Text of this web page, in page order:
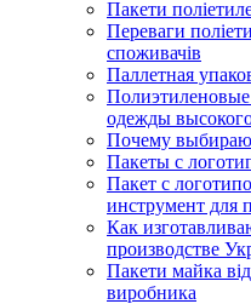
Пакети
Переваги
споживачів
Паллетная
Полиэтиленовые
одежды высокого
Почему
Пакеты с
Пакет с
инструмент для
Как
производстве
Пакети майка
виробника